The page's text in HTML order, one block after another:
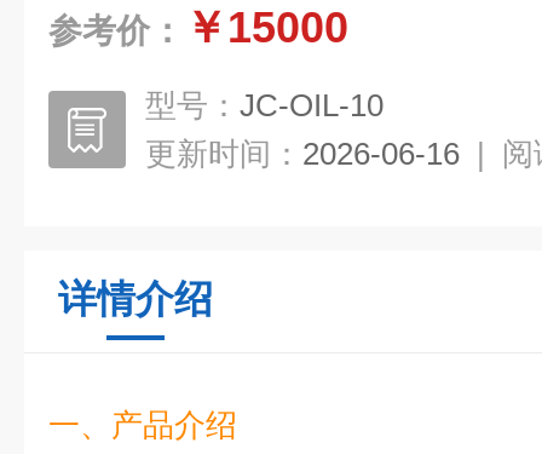
参考价： ￥15000
型号： JC-OIL-10
更新时间： 2026-06-16 | 阅
详情介绍
一、产品介绍